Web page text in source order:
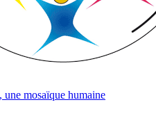
une mosaïque humaine